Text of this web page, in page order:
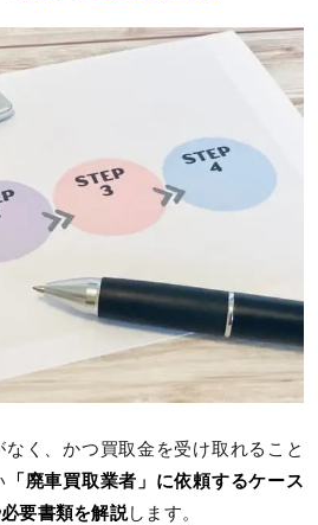
く、かつ買取金を受け取れること
「廃車買取業者」に依頼するケース
要書類を解説します。